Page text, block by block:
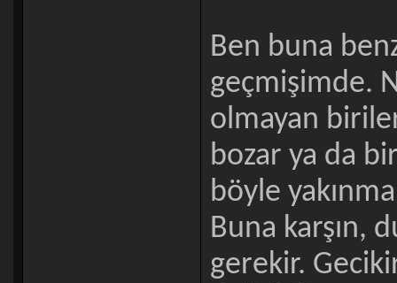
Ben buna
geçmişimde.
olmayan
bozar ya da
böyle
Buna karşın,
gerekir.